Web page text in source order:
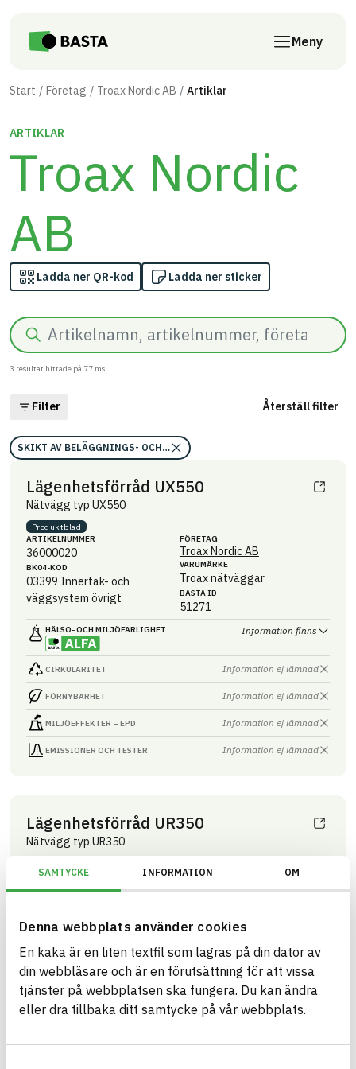
SAMTYCKE INFORMATION OM
Denna webbplats använder cookies
En kaka är en liten textfil som lagras på din dator av
din webbläsare och är en förutsättning för att vissa
tjänster på webbplatsen ska fungera. Du kan ändra
eller dra tillbaka ditt samtycke på vår webbplats.
Meny
Start Företag Troax Nordic AB Artiklar
ARTIKLAR
Troax Nordic
AB
Ladda ner QR-kod Ladda ner sticker
Sök
3 resultat hittade på 77 ms.
Filter Återställ filter
SKIKT AV BELÄGGNINGS- OCH BEKLÄDNADSVAROR I HUS (M)
Lägenhetsförråd UX550
Nätvägg typ UX550
Produktblad
ARTIKEL­NUMMER
36000020
BK04-KOD
03399 Innertak- och
väggsystem övrigt
FÖRETAG
Troax Nordic AB
VARUMÄRKE
Troax nätväggar
BASTA ID
51271
HÄLSO- OCH MILJÖ­FARLIGHET Information finns
CIRKULARITET Information ej lämnad
FÖRNYBARHET Information ej lämnad
MILJÖEFFEKTER – EPD Information ej lämnad
EMISSIONER OCH TESTER Information ej lämnad
Lägenhetsförråd UR350
Nätvägg typ UR350
ARTIKEL­NUMMER
35000010
väggsystem övrigt
FÖRETAG
Troax Nordic AB
BASTA ID
HÄLSO- OCH MILJÖ­FARLIGHET Information finns
CIRKULARITET Information ej lämnad